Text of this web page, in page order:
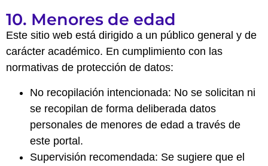
10. Menores de edad
Este sitio web está dirigido a un público general y de
carácter académico. En cumplimiento con las
normativas de protección de datos:
No recopilación intencionada: No se solicitan ni
se recopilan de forma deliberada datos
personales de menores de edad a través de
este portal.
Supervisión recomendada: Se sugiere que el